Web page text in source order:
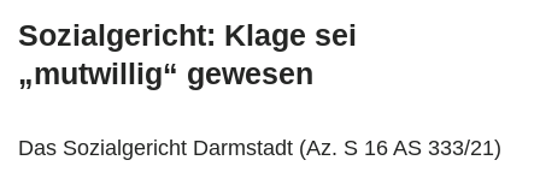
Sozialgericht: Klage sei
„mutwillig“ gewesen
Das Sozialgericht Darmstadt (Az. S 16 AS 333/21)